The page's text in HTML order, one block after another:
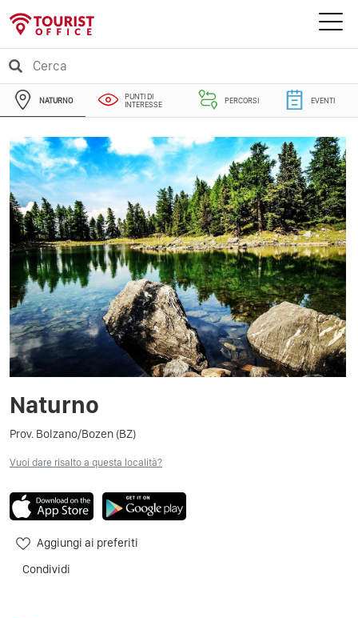
NATURNO
PUNTI DI
INTERESSE
PERCORSI EVENTI
Naturno
Prov. Bolzano/Bozen (BZ)
Vuoi dare risalto a questa località?
Aggiungi ai preferiti
Condividi